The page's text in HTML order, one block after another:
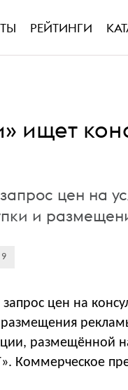
РЕЙТИНГИ
ищет
цен на
и
9
цен на
размещения
размещённой
Коммерческое